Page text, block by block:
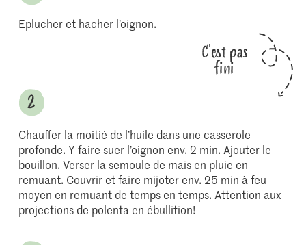
Eplucher et hacher l’oignon.
C'est pas
fini
Chauffer la moitié de l’huile dans une casserole
profonde. Y faire suer l’oignon env. 2 min. Ajouter le
bouillon. Verser la semoule de maïs en pluie en
remuant. Couvrir et faire mijoter env. 25 min à feu
moyen en remuant de temps en temps. Attention aux
projections de polenta en ébullition!